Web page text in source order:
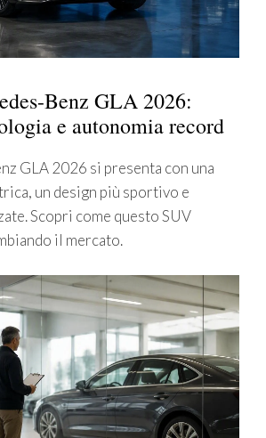
Benz GLA 2026:
e autonomia record
GLA 2026 si presenta con una
un design più sportivo e
Scopri come questo SUV
il mercato.